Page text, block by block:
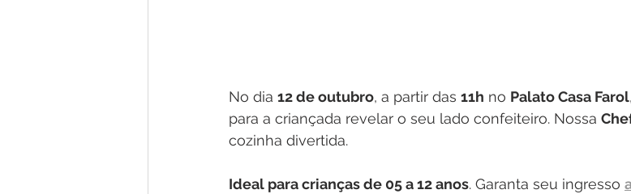
No dia 12 de outubro, a partir das 11h no Palato Casa Farol
para a criançada revelar o seu lado confeiteiro. Nossa
cozinha divertida.
Ideal para crianças de 05 a 12 anos. Garanta seu ingresso